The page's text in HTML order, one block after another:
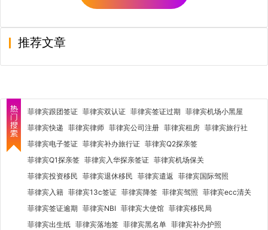
推荐文章
菲律宾跟团签证 菲律宾双认证 菲律宾签证过期 菲律宾机场小黑屋
菲律宾快递 菲律宾律师 菲律宾公司注册 菲律宾租房 菲律宾旅行社
菲律宾电子签证 菲律宾补办旅行证 菲律宾Q2探亲签
菲律宾Q1探亲签 菲律宾入华探亲签证 菲律宾机场保关
菲律宾投资移民 菲律宾退休移民 菲律宾遣返 菲律宾国际驾照
菲律宾入籍 菲律宾13c签证 菲律宾降签 菲律宾驾照 菲律宾ecc清关
菲律宾签证逾期 菲律宾NBI 菲律宾大使馆 菲律宾移民局
菲律宾出生纸 菲律宾落地签 菲律宾黑名单 菲律宾补办护照